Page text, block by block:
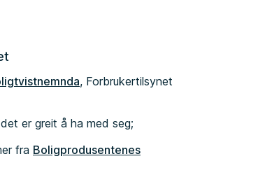
, Forbrukertilsynet
er greit å ha med seg;
fra Boligprodusentenes